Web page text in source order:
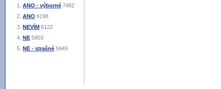
ANO - výborné 7462
ANO 6198
NEVÍM 6122
NE 5803
NE - strašné 5949